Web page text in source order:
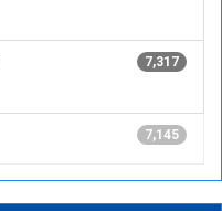
7,317
7,145